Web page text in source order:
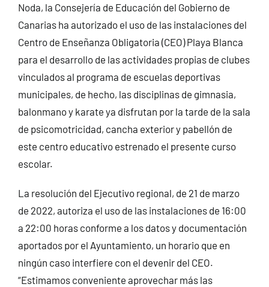
Noda, la Consejería de Educación del Gobierno de
Canarias ha autorizado el uso de las instalaciones del
Centro de Enseñanza Obligatoria (CEO) Playa Blanca
para el desarrollo de las actividades propias de clubes
vinculados al programa de escuelas deportivas
municipales, de hecho, las disciplinas de gimnasia,
balonmano y karate ya disfrutan por la tarde de la sala
de psicomotricidad, cancha exterior y pabellón de
este centro educativo estrenado el presente curso
escolar.
La resolución del Ejecutivo regional, de 21 de marzo
de 2022, autoriza el uso de las instalaciones de 16:00
a 22:00 horas conforme a los datos y documentación
aportados por el Ayuntamiento, un horario que en
ningún caso interfiere con el devenir del CEO.
“Estimamos conveniente aprovechar más las